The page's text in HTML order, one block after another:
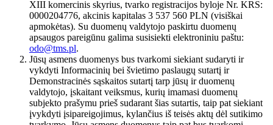
XIII komercinis skyrius, tvarko registracijos byloje Nr. KRS:
0000204776, akcinis kapitalas 3 537 560 PLN (visiškai
apmokėtas). Su duomenų valdytojo paskirtu duomenų
apsaugos pareigūnu galima susisiekti elektroniniu paštu:
odo@tms.pl.
Jūsų asmens duomenys bus tvarkomi siekiant sudaryti ir
vykdyti Informacinių bei švietimo paslaugų sutartį ir
Demonstracinės sąskaitos sutartį tarp jūsų ir duomenų
valdytojo, įskaitant veiksmus, kurių imamasi duomenų
subjekto prašymu prieš sudarant šias sutartis, taip pat siekiant
įvykdyti įsipareigojimus, kylančius iš teisės aktų dėl sutikimo